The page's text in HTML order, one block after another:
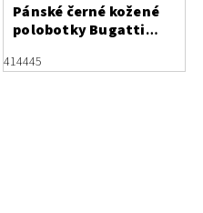
Pánské černé kožené
polobotky Bugatti
414445